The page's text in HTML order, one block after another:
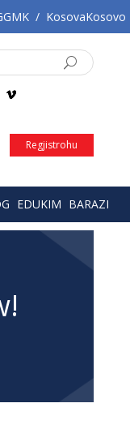
/ KosovaKosovo
Regjistrohu
EDUKIM BARAZI